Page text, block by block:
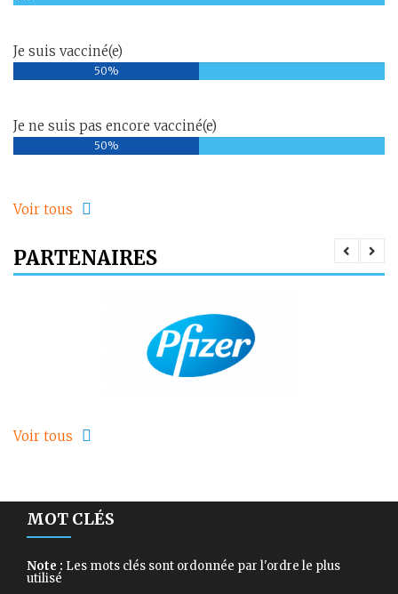
Je suis vacciné(e)
50%
Je ne suis pas encore vacciné(e)
50%
Voir tous
PARTENAIRES
Voir tous
MOT CLÉS
Note : Les mots clés sont ordonnée par l'ordre le plus
utilisé